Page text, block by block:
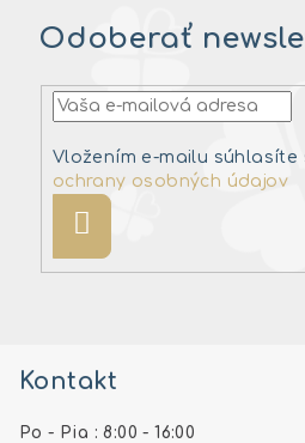
Odoberať
Vložením e-mailu súhlasíte
ochrany osobných údajov
Kontakt
Po - Pia : 8:00 - 16:00